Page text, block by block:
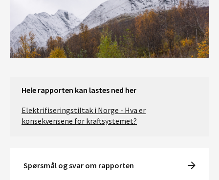
Hele rapporten kan lastes ned her
Elektrifiseringstiltak i Norge - Hva er
konsekvensene for kraftsystemet?
Spørsmål og svar om rapporten